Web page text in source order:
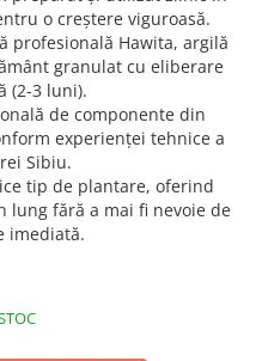
o creștere viguroasă.
profesională Hawita, argilă
granulat cu eliberare
(2-3 luni).
de componente din
experienței tehnice a
Sibiu.
tip de plantare, oferind
lung fără a mai fi nevoie de
imediată.